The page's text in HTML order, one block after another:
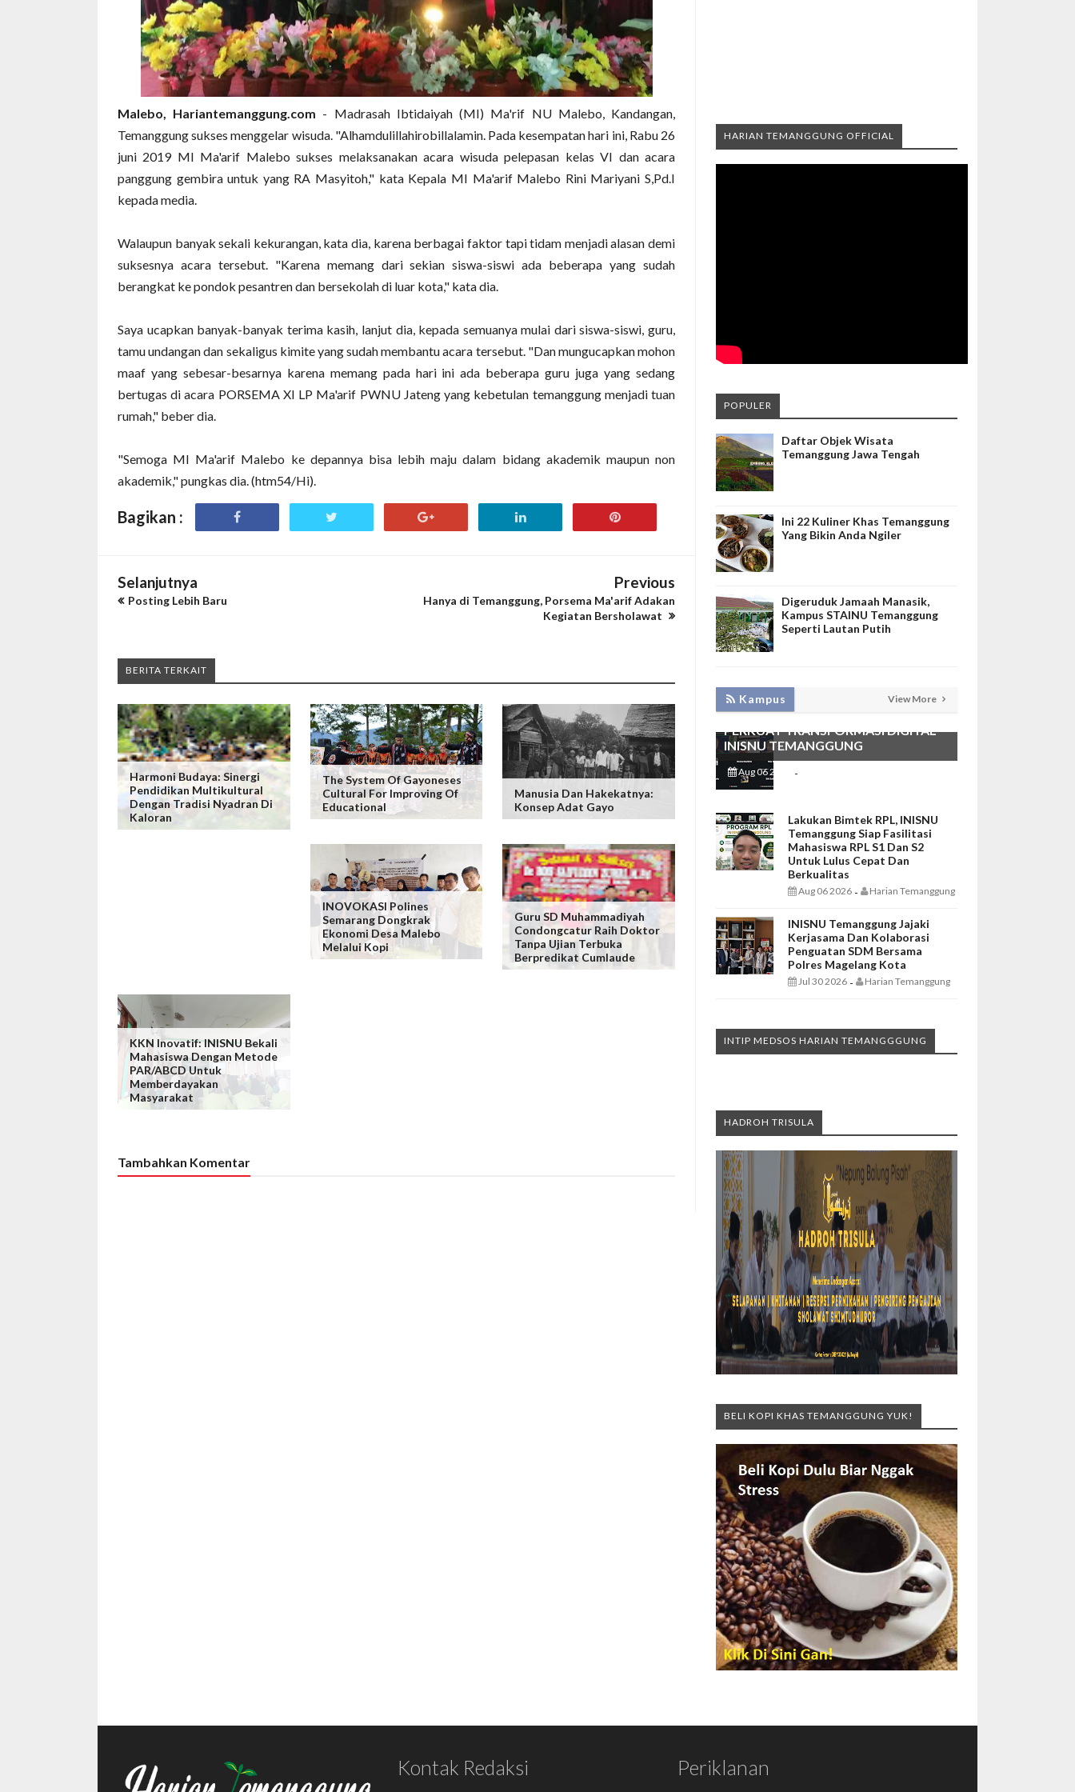
Malebo, Hariantemanggung.com - Madrasah Ibtidaiyah (MI) Ma'rif NU Malebo, Kandangan,
Temanggung sukses menggelar wisuda. "Alhamdulillahirobillalamin. Pada kesempatan hari ini, Rabu 26
juni 2019 MI Ma'arif Malebo sukses melaksanakan acara wisuda pelepasan kelas VI dan acara
panggung gembira untuk yang RA Masyitoh," kata Kepala MI Ma'arif Malebo Rini Mariyani S,Pd.I
kepada media.
Walaupun banyak sekali kekurangan, kata dia, karena berbagai faktor tapi tidam menjadi alasan demi
suksesnya acara tersebut. "Karena memang dari sekian siswa-siswi ada beberapa yang sudah
berangkat ke pondok pesantren dan bersekolah di luar kota," kata dia.
Saya ucapkan banyak-banyak terima kasih, lanjut dia, kepada semuanya mulai dari siswa-siswi, guru,
tamu undangan dan sekaligus kimite yang sudah membantu acara tersebut. "Dan mungucapkan mohon
maaf yang sebesar-besarnya karena memang pada hari ini ada beberapa guru juga yang sedang
bertugas di acara PORSEMA XI LP Ma'arif PWNU Jateng yang kebetulan temanggung menjadi tuan
rumah," beber dia.
"Semoga MI Ma'arif Malebo ke depannya bisa lebih maju dalam bidang akademik maupun non
akademik," pungkas dia. (htm54/Hi).
Bagikan :
Selanjutnya
Posting Lebih Baru
Previous
Hanya di Temanggung, Porsema Ma'arif Adakan
Kegiatan Bersholawat
BERITA TERKAIT
Harmoni Budaya: Sinergi
Pendidikan Multikultural
Dengan Tradisi Nyadran Di
Kaloran
The System Of Gayoneses
Cultural For Improving Of
Educational
Manusia Dan Hakekatnya:
Konsep Adat Gayo
INOVOKASI Polines
Semarang Dongkrak
Ekonomi Desa Malebo
Melalui Kopi
Guru SD Muhammadiyah
Condongcatur Raih Doktor
Tanpa Ujian Terbuka
Berpredikat Cumlaude
KKN Inovatif: INISNU Bekali
Mahasiswa Dengan Metode
PAR/ABCD Untuk
Memberdayakan
Masyarakat
Tambahkan Komentar
HARIAN TEMANGGUNG OFFICIAL
POPULER
Daftar Objek Wisata
Temanggung Jawa Tengah
Ini 22 Kuliner Khas Temanggung
Yang Bikin Anda Ngiler
Digeruduk Jamaah Manasik,
Kampus STAINU Temanggung
Seperti Lautan Putih
Kampus View More
KEMBANGKAN SIM LAYANAN,
HADIRKAN TIM SEVIMA UNTUK
PERKUAT TRANSFORMASI DIGITAL
INISNU TEMANGGUNG
Aug 06 2026 -
Lakukan Bimtek RPL, INISNU
Temanggung Siap Fasilitasi
Mahasiswa RPL S1 Dan S2
Untuk Lulus Cepat Dan
Berkualitas
Aug 06 2026 - Harian Temanggung
INISNU Temanggung Jajaki
Kerjasama Dan Kolaborasi
Penguatan SDM Bersama
Polres Magelang Kota
Jul 30 2026 - Harian Temanggung
INTIP MEDSOS HARIAN TEMANGGGUNG
HADROH TRISULA
BELI KOPI KHAS TEMANGGUNG YUK!
Kontak Redaksi Periklanan